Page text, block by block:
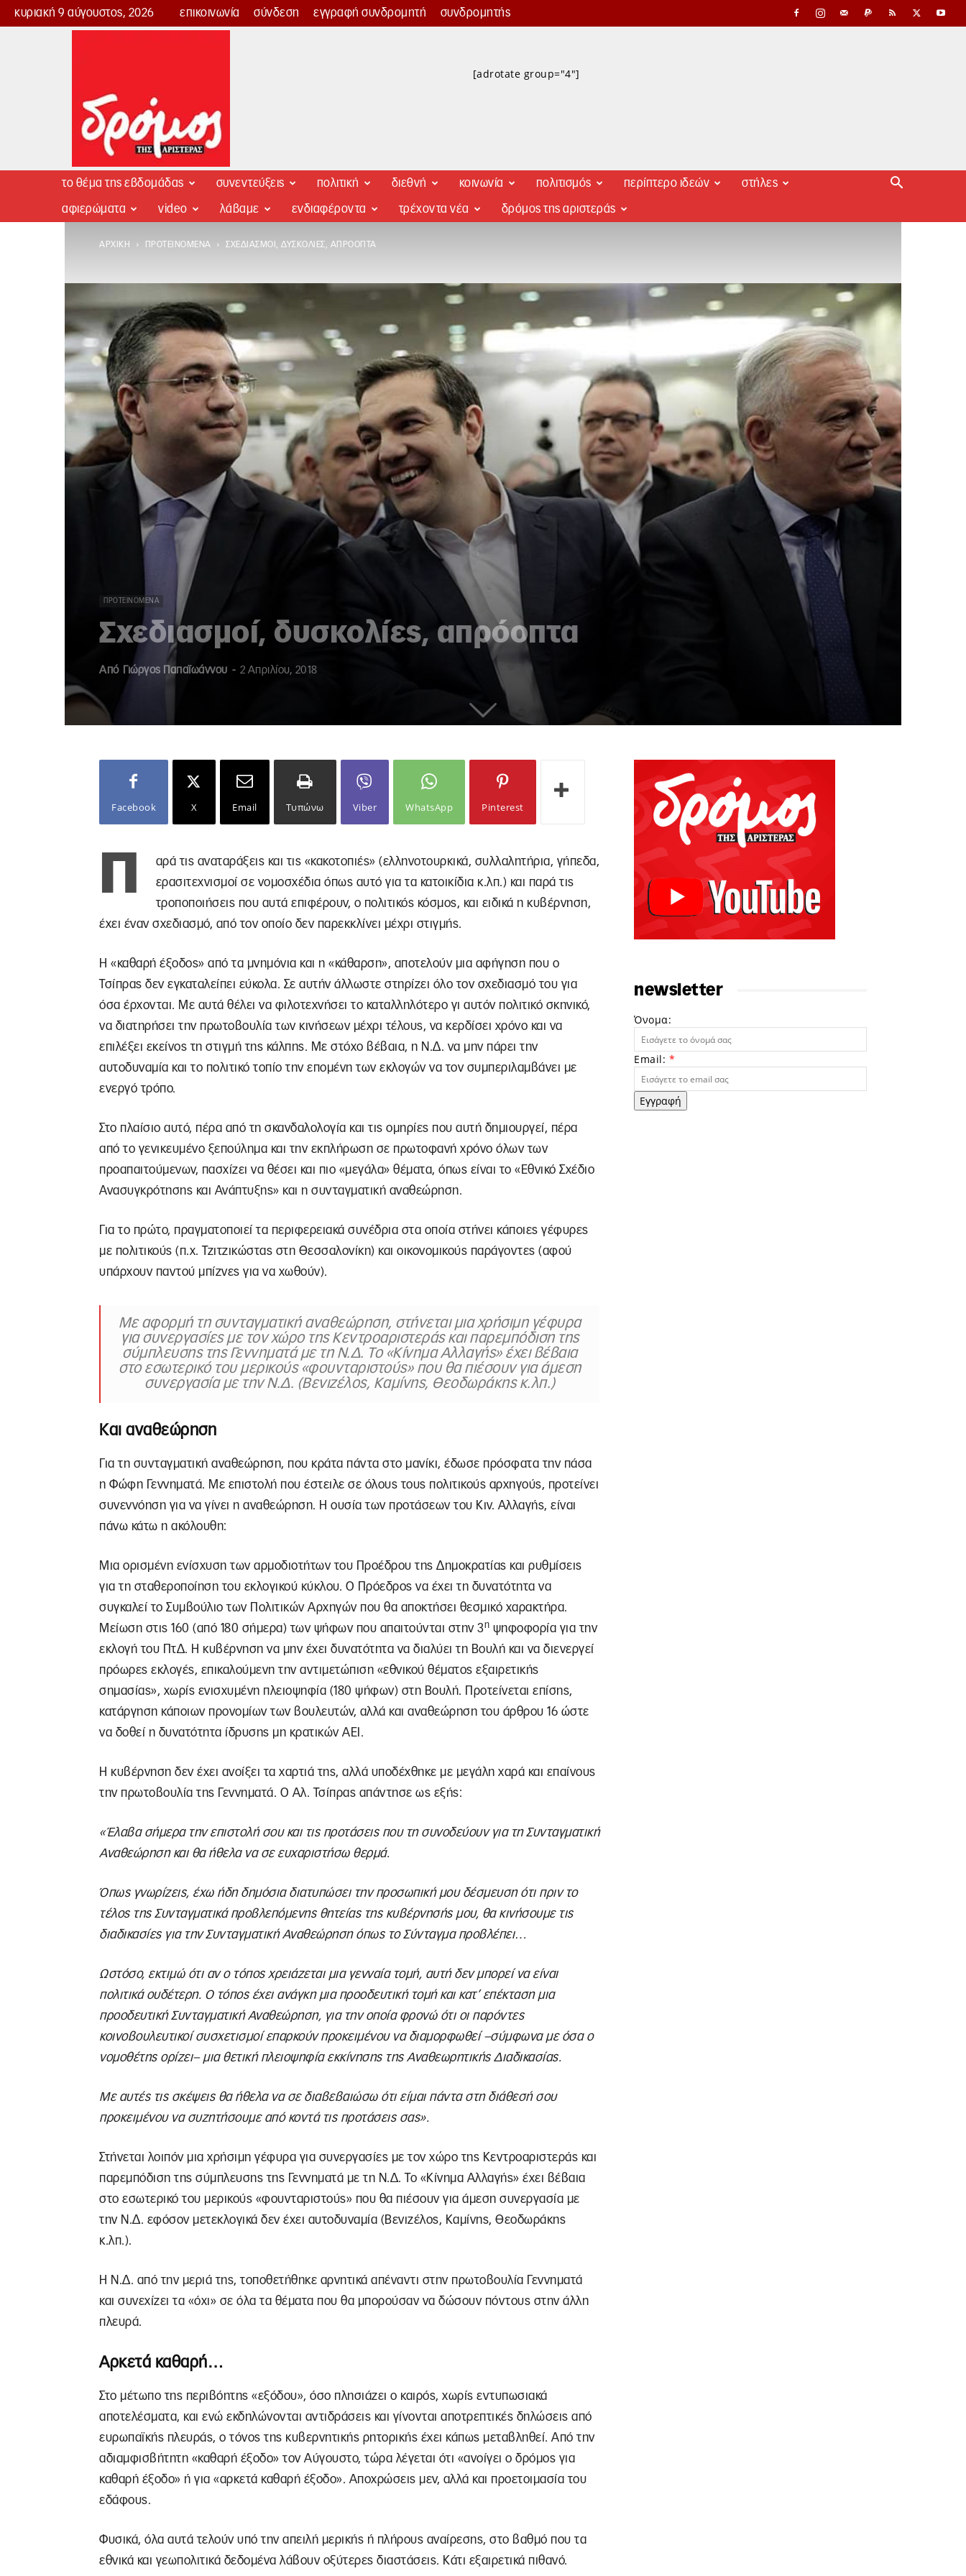
κυριακή 9 αύγουστος, 2026 επικοινωνία σύνδεση εγγραφή συνδρομητή συνδρομητής
Δρόμος
[adrotate group="4"]
το θέμα της εβδομάδας συνεντεύξεις πολιτική διεθνή κοινωνία πολιτισμός περίπτερο ιδεών στήλες
αφιερώματα video λάβαμε ενδιαφέροντα τρέχοντα νέα δρόμος της αριστεράς
ΑΡΧΙΚΉ ΠΡΟΤΕΙΝΌΜΕΝΑ ΣΧΕΔΙΑΣΜΟΊ, ΔΥΣΚΟΛΊΕΣ, ΑΠΡΌΟΠΤΑ
ΠΡΟΤΕΙΝΌΜΕΝΑ
Σχεδιασμοί, δυσκολίες, απρόοπτα
Από Γιώργος Παπαϊωάννου - 2 Απριλίου, 2018
Facebook X Email Τυπώνω Viber WhatsApp Pinterest
Π
αρά τις αναταράξεις και τις «κακοτοπιές» (ελληνοτουρκικά, συλλαλητήρια, γήπεδα,
ερασιτεχνισμοί σε νομοσχέδια όπως αυτό για τα κατοικίδια κ.λπ.) και παρά τις
τροποποιήσεις που αυτά επιφέρουν, ο πολιτικός κόσμος, και ειδικά η κυβέρνηση,
έχει έναν σχεδιασμό, από τον οποίο δεν παρεκκλίνει μέχρι στιγμής.
Η «καθαρή έξοδος» από τα μνημόνια και η «κάθαρση», αποτελούν μια αφήγηση που ο
Τσίπρας δεν εγκαταλείπει εύκολα. Σε αυτήν άλλωστε στηρίζει όλο τον σχεδιασμό του για
όσα έρχονται. Με αυτά θέλει να φιλοτεχνήσει το καταλληλότερο γι αυτόν πολιτικό σκηνικό,
να διατηρήσει την πρωτοβουλία των κινήσεων μέχρι τέλους, να κερδίσει χρόνο και να
επιλέξει εκείνος τη στιγμή της κάλπης. Με στόχο βέβαια, η Ν.Δ. να μην πάρει την
αυτοδυναμία και το πολιτικό τοπίο την επομένη των εκλογών να τον συμπεριλαμβάνει με
ενεργό τρόπο.
Στο πλαίσιο αυτό, πέρα από τη σκανδαλολογία και τις ομηρίες που αυτή δημιουργεί, πέρα
από το γενικευμένο ξεπούλημα και την εκπλήρωση σε πρωτοφανή χρόνο όλων των
προαπαιτούμενων, πασχίζει να θέσει και πιο «μεγάλα» θέματα, όπως είναι το «Εθνικό Σχέδιο
Ανασυγκρότησης και Ανάπτυξης» και η συνταγματική αναθεώρηση.
Για το πρώτο, πραγματοποιεί τα περιφερειακά συνέδρια στα οποία στήνει κάποιες γέφυρες
με πολιτικούς (π.χ. Τζιτζικώστας στη Θεσσαλονίκη) και οικονομικούς παράγοντες (αφού
υπάρχουν παντού μπίζνες για να χωθούν).
Με αφορμή τη συνταγματική αναθεώρηση, στήνεται μια χρήσιμη γέφυρα
για συνεργασίες με τον χώρο της Κεντροαριστεράς και παρεμπόδιση της
σύμπλευσης της Γεννηματά με τη Ν.Δ. Το «Κίνημα Αλλαγής» έχει βέβαια
στο εσωτερικό του μερικούς «φουνταριστούς» που θα πιέσουν για άμεση
συνεργασία με την Ν.Δ. (Βενιζέλος, Καμίνης, Θεοδωράκης κ.λπ.)
Και αναθεώρηση
Για τη συνταγματική αναθεώρηση, που κράτα πάντα στο μανίκι, έδωσε πρόσφατα την πάσα
η Φώφη Γεννηματά. Με επιστολή που έστειλε σε όλους τους πολιτικούς αρχηγούς, προτείνει
συνεννόηση για να γίνει η αναθεώρηση. Η ουσία των προτάσεων του Κιν. Αλλαγής, είναι
πάνω κάτω η ακόλουθη:
Μια ορισμένη ενίσχυση των αρμοδιοτήτων του Προέδρου της Δημοκρατίας και ρυθμίσεις
για τη σταθεροποίηση του εκλογικού κύκλου. Ο Πρόεδρος να έχει τη δυνατότητα να
συγκαλεί το Συμβούλιο των Πολιτικών Αρχηγών που θα αποκτήσει θεσμικό χαρακτήρα.
Μείωση στις 160 (από 180 σήμερα) των ψήφων που απαιτούνται στην 3η ψηφοφορία για την
εκλογή του ΠτΔ. Η κυβέρνηση να μην έχει δυνατότητα να διαλύει τη Βουλή και να διενεργεί
πρόωρες εκλογές, επικαλούμενη την αντιμετώπιση «εθνικού θέματος εξαιρετικής
σημασίας», χωρίς ενισχυμένη πλειοψηφία (180 ψήφων) στη Βουλή. Προτείνεται επίσης,
κατάργηση κάποιων προνομίων των βουλευτών, αλλά και αναθεώρηση του άρθρου 16 ώστε
να δοθεί η δυνατότητα ίδρυσης μη κρατικών ΑΕΙ.
Η κυβέρνηση δεν έχει ανοίξει τα χαρτιά της, αλλά υποδέχθηκε με μεγάλη χαρά και επαίνους
την πρωτοβουλία της Γεννηματά. Ο Αλ. Τσίπρας απάντησε ως εξής:
«Έλαβα σήμερα την επιστολή σου και τις προτάσεις που τη συνοδεύουν για τη Συνταγματική
Αναθεώρηση και θα ήθελα να σε ευχαριστήσω θερμά.
Όπως γνωρίζεις, έχω ήδη δημόσια διατυπώσει την προσωπική μου δέσμευση ότι πριν το
τέλος της Συνταγματικά προβλεπόμενης θητείας της κυβέρνησής μου, θα κινήσουμε τις
διαδικασίες για την Συνταγματική Αναθεώρηση όπως το Σύνταγμα προβλέπει…
Ωστόσο, εκτιμώ ότι αν ο τόπος χρειάζεται μια γενναία τομή, αυτή δεν μπορεί να είναι
πολιτικά ουδέτερη. Ο τόπος έχει ανάγκη μια προοδευτική τομή και κατ’ επέκταση μια
προοδευτική Συνταγματική Αναθεώρηση, για την οποία φρονώ ότι οι παρόντες
κοινοβουλευτικοί συσχετισμοί επαρκούν προκειμένου να διαμορφωθεί –σύμφωνα με όσα ο
νομοθέτης ορίζει– μια θετική πλειοψηφία εκκίνησης της Αναθεωρητικής Διαδικασίας.
Με αυτές τις σκέψεις θα ήθελα να σε διαβεβαιώσω ότι είμαι πάντα στη διάθεσή σου
προκειμένου να συζητήσουμε από κοντά τις προτάσεις σας».
Στήνεται λοιπόν μια χρήσιμη γέφυρα για συνεργασίες με τον χώρο της Κεντροαριστεράς και
παρεμπόδιση της σύμπλευσης της Γεννηματά με τη Ν.Δ. Το «Κίνημα Αλλαγής» έχει βέβαια
στο εσωτερικό του μερικούς «φουνταριστούς» που θα πιέσουν για άμεση συνεργασία με
την Ν.Δ. εφόσον μετεκλογικά δεν έχει αυτοδυναμία (Βενιζέλος, Καμίνης, Θεοδωράκης
κ.λπ.).
Η Ν.Δ. από την μεριά της, τοποθετήθηκε αρνητικά απέναντι στην πρωτοβουλία Γεννηματά
και συνεχίζει τα «όχι» σε όλα τα θέματα που θα μπορούσαν να δώσουν πόντους στην άλλη
πλευρά.
Αρκετά καθαρή…
Στο μέτωπο της περιβόητης «εξόδου», όσο πλησιάζει ο καιρός, χωρίς εντυπωσιακά
αποτελέσματα, και ενώ εκδηλώνονται αντιδράσεις και γίνονται αποτρεπτικές δηλώσεις από
ευρωπαϊκής πλευράς, ο τόνος της κυβερνητικής ρητορικής έχει κάπως μεταβληθεί. Από την
αδιαμφισβήτητη «καθαρή έξοδο» τον Αύγουστο, τώρα λέγεται ότι «ανοίγει ο δρόμος για
καθαρή έξοδο» ή για «αρκετά καθαρή έξοδο». Αποχρώσεις μεν, αλλά και προετοιμασία του
εδάφους.
Φυσικά, όλα αυτά τελούν υπό την απειλή μερικής ή πλήρους αναίρεσης, στο βαθμό που τα
εθνικά και γεωπολιτικά δεδομένα λάβουν οξύτερες διαστάσεις. Κάτι εξαιρετικά πιθανό.
newsletter
Όνομα:
Email: *
Εγγραφή